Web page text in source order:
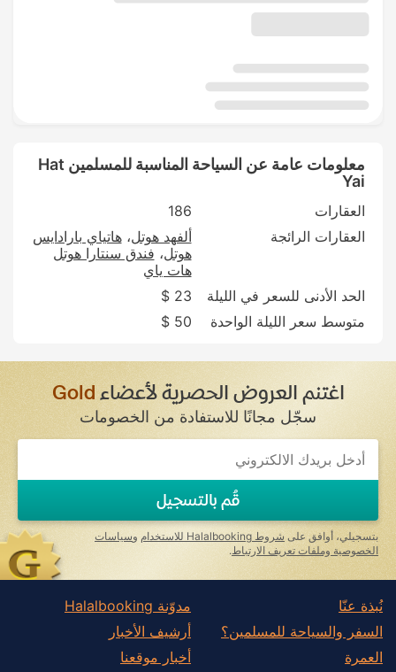
معلومات عامة عن السياحة المناسبة للمسلمين Hat
Yai
العقارات
186
العقارات الرائجة
ألفهد هوتل هاتياي بارادايس
هوتل فندق سنتارا هوتل
هات ياي
الحد الأدنى للسعر في الليلة
23 $
متوسط سعر الليلة الواحدة
50 $
اغتنم العروض الحصرية لأعضاءGold
سجّل مجانًا للاستفادة من الخصومات
قُم بالتسجيل
بتسجيلي، أوافق على شروط Halalbooking للاستخدام وسياسات
الخصوصية وملفات تعريف الارتباط .
نُبذة عنّا
السفر والسياحة للمسلمين؟
العمرة
مدوّنة Halalbooking
أرشيف الأخبار
أخبار موقعنا